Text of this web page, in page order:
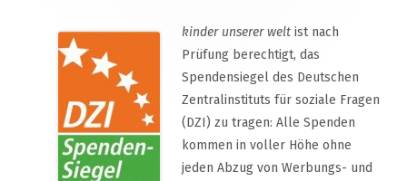
kinder unserer welt ist nach
Prüfung berechtigt, das
Spendensiegel des Deutschen
Zentralinstituts für soziale Fragen
(DZI) zu tragen: Alle Spenden
kommen in voller Höhe ohne
jeden Abzug von Werbungs- und